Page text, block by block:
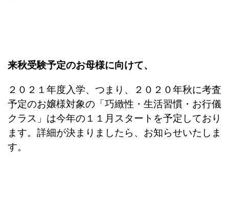
来秋受験予定のお母様に向けて、
２０２１年度入学、つまり、２０２０年秋に考査
予定のお嬢様対象の「巧緻性・生活習慣・お行儀
クラス」は今年の１１月スタートを予定しており
ます。詳細が決まりましたら、お知らせいたしま
す。